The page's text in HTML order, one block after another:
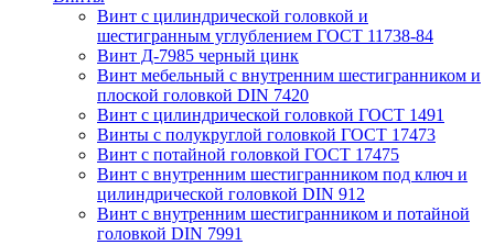
Винт с цилиндрической головкой и
шестигранным углублением ГОСТ 11738-84
Винт Д-7985 черный цинк
Винт мебельный с внутренним шестигранником и
плоской головкой DIN 7420
Винт с цилиндрической головкой ГОСТ 1491
Винты с полукруглой головкой ГОСТ 17473
Винт с потайной головкой ГОСТ 17475
Винт с внутренним шестигранником под ключ и
цилиндрической головкой DIN 912
Винт с внутренним шестигранником и потайной
головкой DIN 7991